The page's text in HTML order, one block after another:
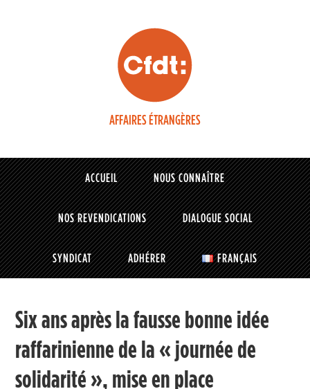
AFFAIRES ÉTRANGÈRES
ACCUEIL NOUS CONNAÎTRE
NOS REVENDICATIONS DIALOGUE SOCIAL
SYNDICAT ADHÉRER FRANÇAIS
Six ans après la fausse bonne idée
raffarinienne de la « journée de
solidarité », mise en place